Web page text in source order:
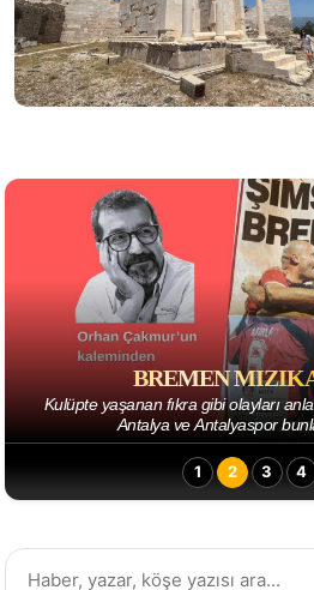
BREMEN
Kulüpte yaşanan fıkra gibi olayları
Antalya ve Antalyaspor
1 2 3 4